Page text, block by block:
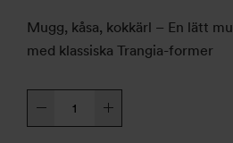
Mugg, kåsa, kokkärl – En lätt
med klassiska Trangia-former
Cup,